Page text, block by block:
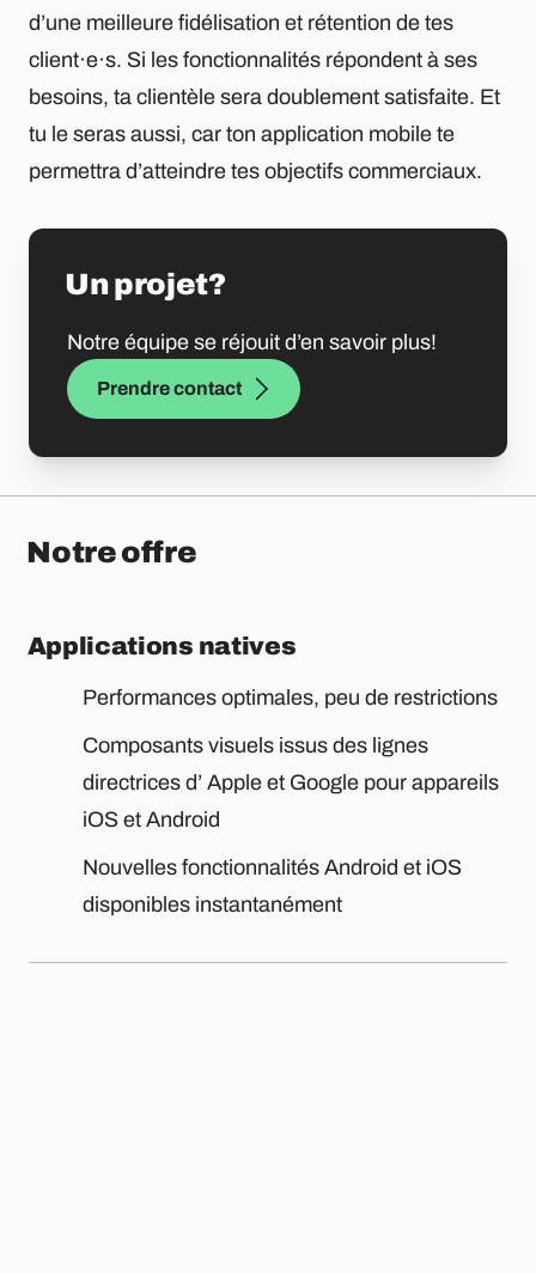
d’une meilleure fidélisation et rétention de tes
client·e·s. Si les fonctionnalités répondent à ses
besoins, ta clientèle sera doublement satisfaite. Et
tu le seras aussi, car ton application mobile te
permettra d’atteindre tes objectifs commerciaux.
Un projet?
Notre équipe se réjouit d’en savoir plus!
Prendre contact
Notre offre
Applications natives
Performances optimales, peu de restrictions
Composants visuels issus des lignes
directrices d’ Apple et Google pour appareils
iOS et Android
Nouvelles fonctionnalités Android et iOS
disponibles instantanément